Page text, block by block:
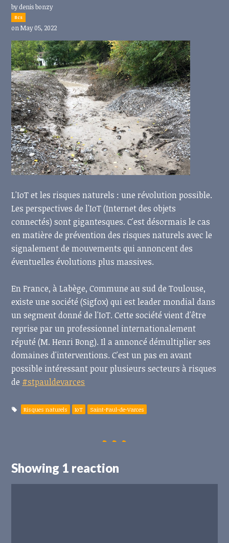
bydenis bonzy
8cs
on May 05, 2022
L'IoT et les risques naturels : une révolution possible.
Les perspectives de l'IoT (Internet des objets
connectés) sont gigantesques. C'est désormais le cas
en matière de prévention des risques naturels avec le
signalement de mouvements qui annoncent des
éventuelles évolutions plus massives.
En France, à Labège, Commune au sud de Toulouse,
existe une société (Sigfox) qui est leader mondial dans
un segment donné de l'IoT. Cette société vient d'être
reprise par un professionnel internationalement
réputé (M. Henri Bong). Il a annoncé démultiplier ses
domaines d'interventions. C'est un pas en avant
possible intéressant pour plusieurs secteurs à risques
de #stpauldevarces
Risques naturels IoT Saint-Paul-de-Varces
Showing 1 reaction